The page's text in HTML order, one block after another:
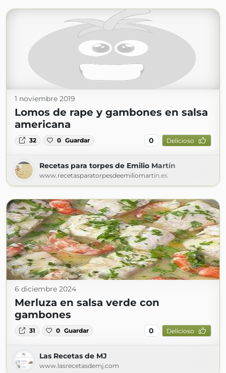
1 noviembre 2019
Lomos de rape y gambones en salsa
americana
32 0 Guardar 0 Delicioso
Recetas para torpes de Emilio Martín
www.recetasparatorpesdeemiliomartin.es
6 diciembre 2024
Merluza en salsa verde con
gambones
31 0 Guardar 0 Delicioso
Las Recetas de MJ
www.lasrecetasdemj.com